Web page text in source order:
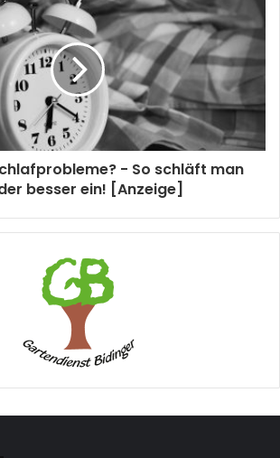
- So schläft man
besser ein! [Anzeige]